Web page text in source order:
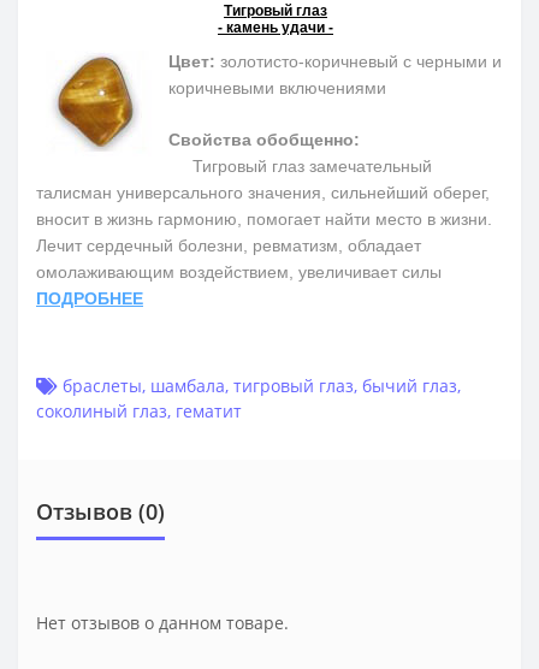
Тигровый глаз
- камень удачи -
Цвет: золотисто-коричневый с черными и
коричневыми включениями
Свойства обобщенно:
Тигровый глаз замечательный
талисман универсального значения, сильнейший оберег,
вносит в жизнь гармонию, помогает найти место в жизни.
Лечит сердечный болезни, ревматизм, обладает
омолаживающим воздействием, увеличивает силы
ПОДРОБНЕЕ
браслеты, шамбала, тигровый глаз, бычий глаз,
соколиный глаз, гематит
Отзывов (0)
Нет отзывов о данном товаре.